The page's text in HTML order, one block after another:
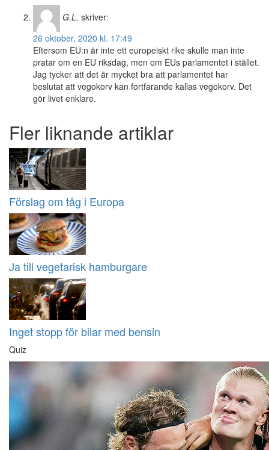
G.L. skriver:
26 oktober, 2020 kl. 17:49
Eftersom EU:n är inte ett europeiskt rike skulle man inte
pratar om en EU riksdag, men om EUs parlamentet i stället.
Jag tycker att det är mycket bra att parlamentet har
beslutat att vegokorv kan fortfarande kallas vegokorv. Det
gör livet enklare.
Fler liknande artiklar
Förslag om tåg i Europa
Ja till vegetarisk hamburgare
Inget stopp för bilar med bensin
Quiz